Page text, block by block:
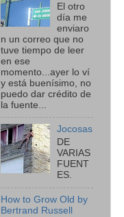
El otro
día me
enviaro
n un correo que no
tuve tiempo de leer
en ese
momento...ayer lo ví
y está buenísimo, no
puedo dar crédito de
la fuente...
Jocosas
DE
VARIAS
FUENT
ES.
How to Grow Old by
Bertrand Russell